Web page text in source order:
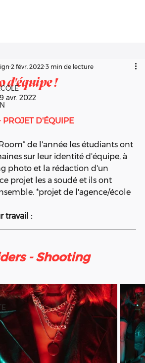
d'équipe !
2 févr. 2022 3 min de lecture
avr. 2022
D'ÉQUIPE
de l'année les étudiants ont
sur leur identité d'équipe, à
photo et la rédaction d'un
projet les a soudé et ils ont
*projet de l'agence/école
travail :
- Shooting